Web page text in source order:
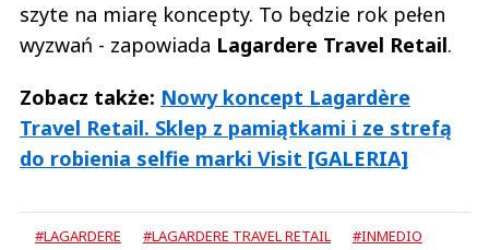
szyte na miarę koncepty. To będzie rok pełen
wyzwań - zapowiada Lagardere Travel Retail.
Zobacz także: Nowy koncept Lagardère
Travel Retail. Sklep z pamiątkami i ze strefą
do robienia selfie marki Visit [GALERIA]
#LAGARDERE #LAGARDERE TRAVEL RETAIL
#INMEDIO